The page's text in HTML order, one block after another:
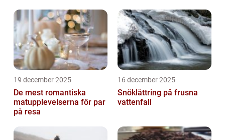
19 december 2025
De mest romantiska
matupplevelserna för par
på resa
16 december 2025
Snöklättring på frusna
vattenfall